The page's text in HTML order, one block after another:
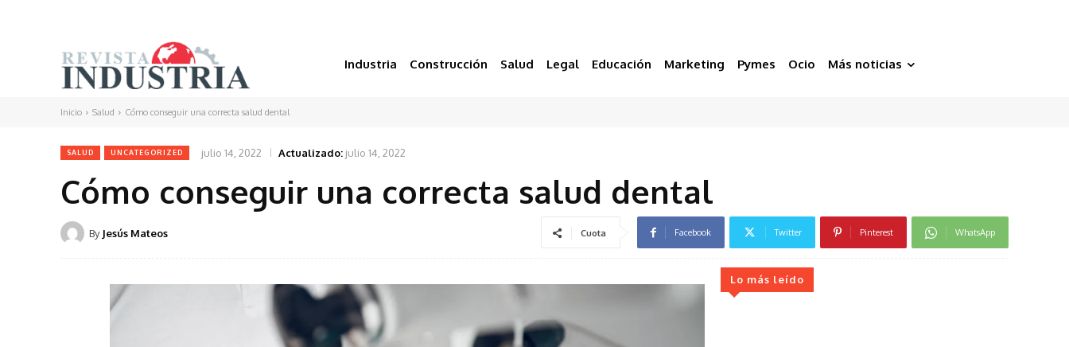
Industria Construcción Salud Legal Educación Marketing Pymes Ocio Más noticias
Inicio Salud Cómo conseguir una correcta salud dental
SALUD UNCATEGORIZED julio 14, 2022 Actualizado: julio 14, 2022
Cómo conseguir una correcta salud dental
By Jesús Mateos Cuota Facebook Twitter Pinterest WhatsApp
Lo más leído